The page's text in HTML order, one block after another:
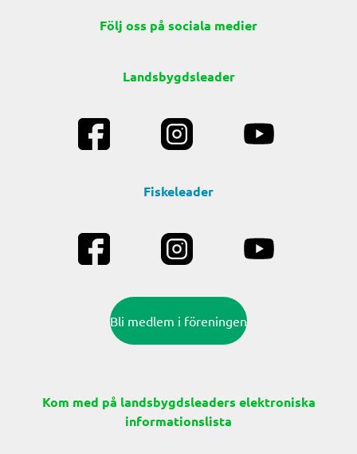
Följ oss på sociala medier
Landsbygdsleader
Fiskeleader
Bli medlem i föreningen
Kom med på landsbygdsleaders elektroniska
informationslista